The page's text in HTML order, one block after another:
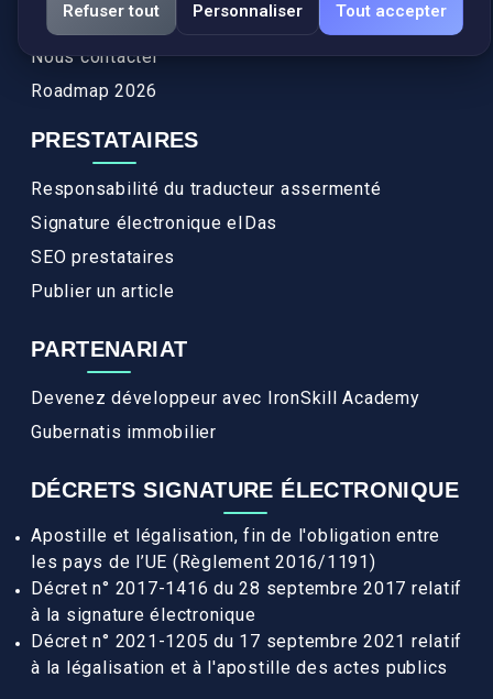
Refuser tout Personnaliser Tout accepter
FAQ
Nous contacter
Roadmap 2026
PRESTATAIRES
Responsabilité du traducteur assermenté
Signature électronique eIDas
SEO prestataires
Publier un article
PARTENARIAT
Devenez développeur avec IronSkill Academy
Gubernatis immobilier
DÉCRETS SIGNATURE ÉLECTRONIQUE
Apostille et légalisation, fin de l'obligation entre
les pays de l’UE (Règlement 2016/1191)
Décret n° 2017-1416 du 28 septembre 2017 relatif
à la signature électronique
Décret n° 2021-1205 du 17 septembre 2021 relatif
à la légalisation et à l'apostille des actes publics